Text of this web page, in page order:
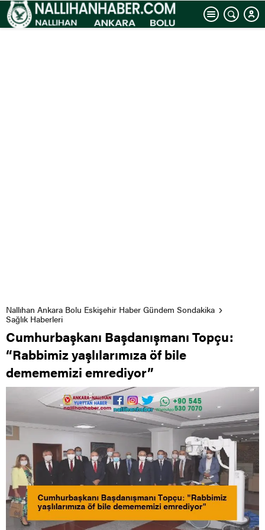
Nallıhan Ankara Bolu Eskişehir Haber Gündem Sondakika
Sağlık Haberleri
Cumhurbaşkanı Başdanışmanı Topçu:
“Rabbimiz yaşlılarımıza öf bile
demememizi emrediyor”